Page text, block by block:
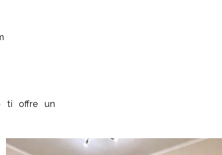
ti offre un